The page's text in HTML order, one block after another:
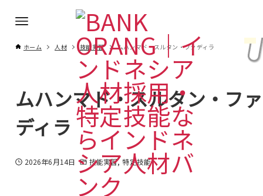
ホーム 人材 技能実習 ムハンマド・スルタン・ファディラ
ムハンマド・スルタン・ファ
ディラ
2026年6月14日 技能実習 特定技能